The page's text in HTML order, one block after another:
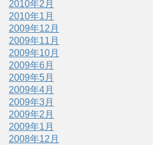
2010年2月
2010年1月
2009年12月
2009年11月
2009年10月
2009年6月
2009年5月
2009年4月
2009年3月
2009年2月
2009年1月
2008年12月